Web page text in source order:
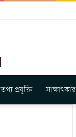
তথ্য প্রযুক্তি সাক্ষাৎকার